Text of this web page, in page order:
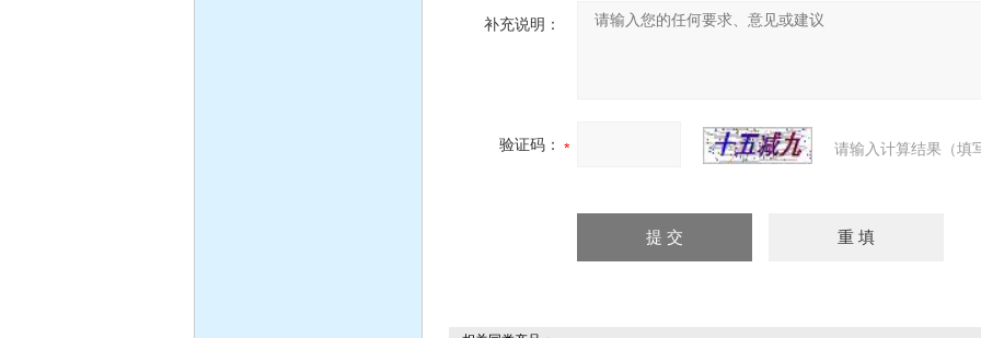
补充说明：
验证码： 请输入计算结果（填